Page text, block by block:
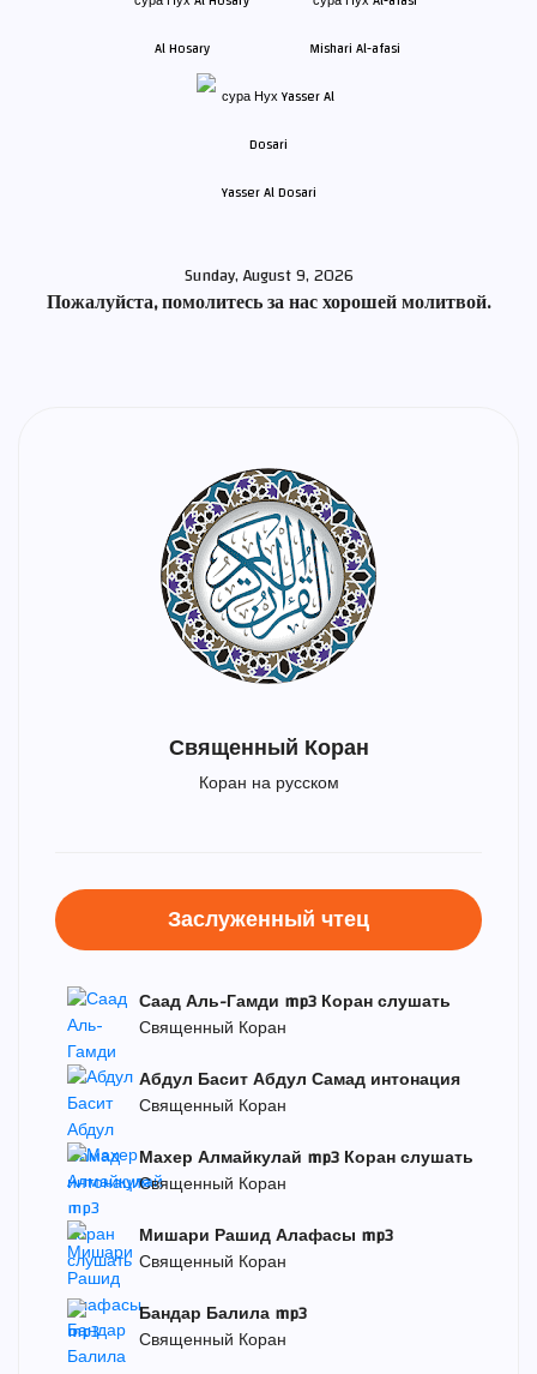
Al Hosary Mishari Al-afasi
Yasser Al Dosari
Sunday, August 9, 2026
Пожалуйста, помолитесь за нас хорошей молитвой.
Священный Коран
Коран на русском
Заслуженный чтец
Саад Аль-Гамди mp3 Коран слушать
Священный Коран
Абдул Басит Абдул Самад интонация
Священный Коран
Махер Алмайкулай mp3 Коран слушать
Священный Коран
Мишари Рашид Алафасы mp3
Священный Коран
Бандар Балила mp3
Священный Коран